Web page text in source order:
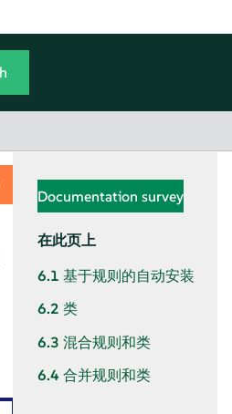
Documentation survey
在此页上
6.1 基于规则的自动安装
6.2 类
6.3 混合规则和类
6.4 合并规则和类